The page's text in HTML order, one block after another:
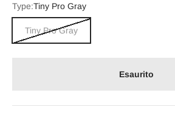
Type:Tiny Pro Gray
Tiny Pro Gray
Esaurito